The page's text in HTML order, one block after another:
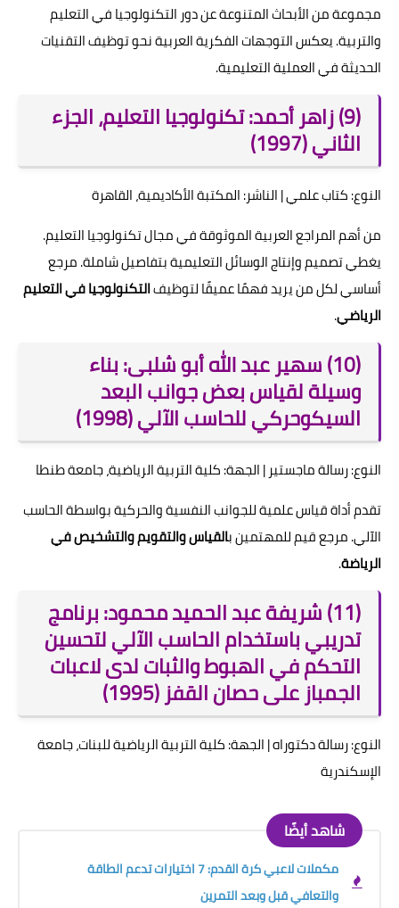
مجموعة من الأبحاث المتنوعة عن دور التكنولوجيا في التعليم
والتربية. يعكس التوجهات الفكرية العربية نحو توظيف التقنيات
الحديثة في العملية التعليمية.
(9) زاهر أحمد: تكنولوجيا التعليم، الجزء
الثاني (1997)
النوع: كتاب علمي | الناشر: المكتبة الأكاديمية، القاهرة
من أهم المراجع العربية الموثوقة في مجال تكنولوجيا التعليم.
يغطي تصميم وإنتاج الوسائل التعليمية بتفاصيل شاملة. مرجع
أساسي لكل من يريد فهمًا عميقًا لتوظيفالتكنولوجيا في التعليم
الرياضي.
(10) سهير عبد الله أبو شلبى: بناء
وسيلة لقياس بعض جوانب البعد
السيكوحركي للحاسب الآلي (1998)
النوع: رسالة ماجستير | الجهة: كلية التربية الرياضية، جامعة طنطا
تقدم أداة قياس علمية للجوانب النفسية والحركية بواسطة الحاسب
الآلي. مرجع قيم للمهتمين بالقياس والتقويم والتشخيص في
الرياضة.
(11) شريفة عبد الحميد محمود: برنامج
تدريبي باستخدام الحاسب الآلي لتحسين
التحكم في الهبوط والثبات لدى لاعبات
الجمباز على حصان القفز (1995)
النوع: رسالة دكتوراه | الجهة: كلية التربية الرياضية للبنات، جامعة
الإسكندرية
شاهد أيضًا
مكملات لاعبي كرة القدم: 7 اختيارات تدعم الطاقة
والتعافي قبل وبعد التمرين